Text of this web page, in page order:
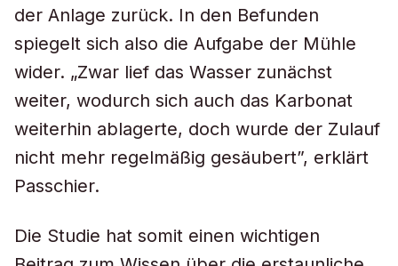
der Anlage zurück. In den Befunden
spiegelt sich also die Aufgabe der Mühle
wider. „Zwar lief das Wasser zunächst
weiter, wodurch sich auch das Karbonat
weiterhin ablagerte, doch wurde der Zulauf
nicht mehr regelmäßig gesäubert”, erklärt
Passchier.
Die Studie hat somit einen wichtigen